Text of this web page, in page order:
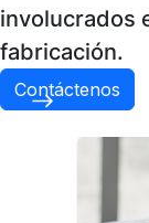
involucrados
fabricación.
Contáctenos